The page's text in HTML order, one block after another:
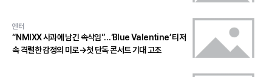
엔터
“NMIXX 사과에 남긴 속삭임”…‘Blue Valentine’ 티저
속 격렬한 감정의 미로→첫 단독 콘서트 기대 고조